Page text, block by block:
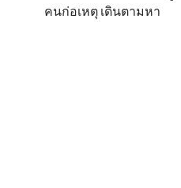
คนก่อเหตุ เดินตามหา